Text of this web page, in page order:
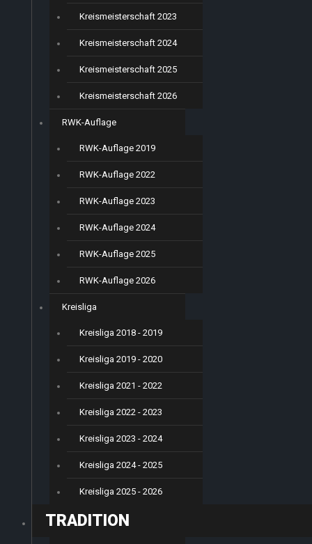
Kreismeisterschaft 2023
Kreismeisterschaft 2024
Kreismeisterschaft 2025
Kreismeisterschaft 2026
RWK-Auflage
RWK-Auflage 2019
RWK-Auflage 2022
RWK-Auflage 2023
RWK-Auflage 2024
RWK-Auflage 2025
RWK-Auflage 2026
Kreisliga
Kreisliga 2018 - 2019
Kreisliga 2019 - 2020
Kreisliga 2021 - 2022
Kreisliga 2022 - 2023
Kreisliga 2023 - 2024
Kreisliga 2024 - 2025
Kreisliga 2025 - 2026
TRADITION